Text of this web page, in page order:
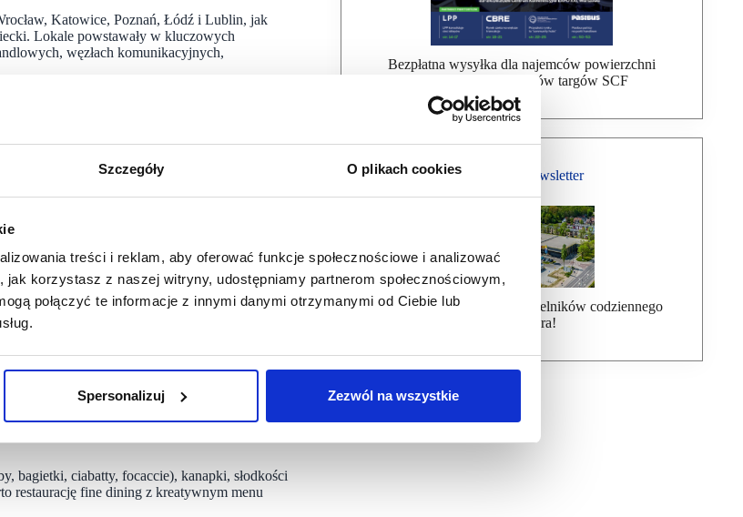
Szczegóły O plikach cookies
treści i reklam, aby oferować funkcje społecznościowe i analizować
korzystasz z naszej witryny, udostępniamy partnerom społecznościowym,
połączyć te informacje z innymi danymi otrzymanymi od Ciebie lub
Spersonalizuj Zezwól na wszystkie
Katowice, Poznań, Łódź i Lublin, jak
Lokale powstawały w kluczowych
węzłach komunikacyjnych,
i designu lokali oraz wdrożyła nowe
okresie uruchomiono również sprzedaż
koncepty: BAKERY (m.in. Wilanów,
Browarze w Poznaniu – oraz SZAŁATA
dostawcami oraz instytucjami
restauracją fine dining. Na debiut formatu
z piekarnią, kuchnią i barem.
dopełnienie działającej już piekarni POZNAJE
i autorska restauracja, prowadzona
bagietki, ciabatty, focaccie), kanapki, słodkości
restaurację fine dining z kreatywnym menu
Bezpłatna wysyłka dla najemców powierzchni
handlowej, uczestników targów SCF
Bezpłatny Newsletter
Dołącz do ponad 7000 czytelników codziennego
newslettera!